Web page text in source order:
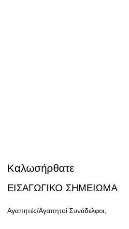
Καλωσήρθατε
ΕΙΣΑΓΩΓΙΚΟ ΣΗΜΕΙΩΜΑ
Αγαπητές/Αγαπητοί Συνάδελφοι,